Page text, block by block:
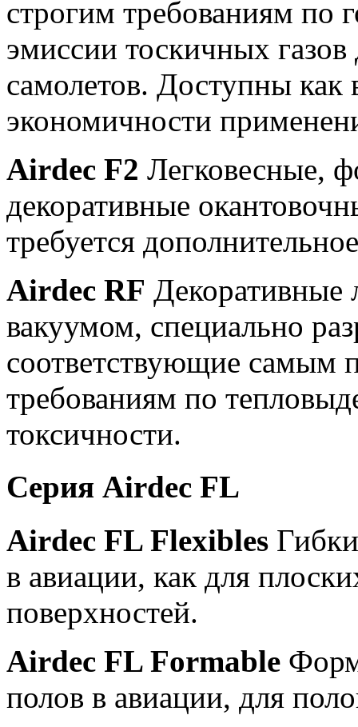
строгим требованиям по
эмиссии тоскичных
самолетов. Доступны как
экономичности
Airdec F2 Легковесные,
декоративные
требуется
Airdec RF
вакуумом, специально
соответствующие самым
требованиям по
токсичности.
Серия Airdec FL
Airdec FL Flexibles
в авиации, как для
поверхностей.
Airdec FL Formable
полов в авиации, для